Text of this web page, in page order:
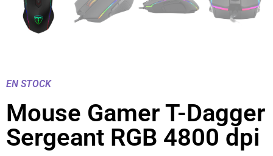
EN STOCK
Mouse Gamer T-Dagger
Sergeant RGB 4800 dpi